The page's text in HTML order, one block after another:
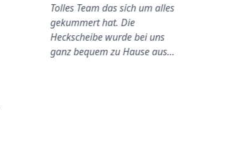
Tolles Team das sich um alles
gekummert hat. Die
Heckscheibe wurde bei uns
ganz bequem zu Hause aus…